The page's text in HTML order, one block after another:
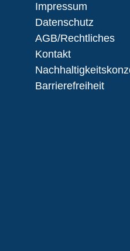
Impressum
Datenschutz
AGB/Rechtliches
Kontakt
Barrierefreiheit